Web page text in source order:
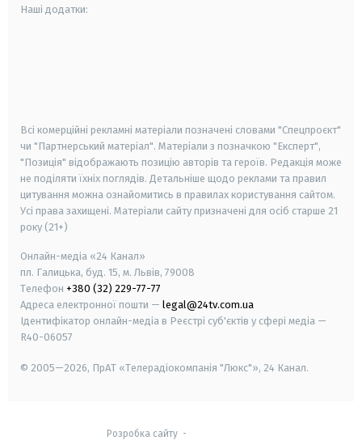
Наші додатки:
Всі комерційні рекламні матеріали позначені словами "Спецпроєкт"
чи "Партнерський матеріал". Матеріали з позначкою "Експерт",
"Позиція" відображають позицію авторів та героїв. Редакція може
не поділяти їхніх поглядів. Детальніше щодо реклами та правил
цитування можна ознайомитись в правилах користування сайтом.
Усі права захищені. Матеріали сайту призначені для осіб старше 21
року (21+)
Онлайн-медіа «24 Канал»
пл. Галицька, буд. 15, м. Львів, 79008
Телефон +380 (32) 229-77-77
Адреса електронної пошти — legal@24tv.com.ua
Ідентифікатор онлайн-медіа в Реєстрі суб'єктів у сфері медіа —
R40-06057
© 2005—2026, ПрАТ «Телерадіокомпанія "Люкс"», 24 Канал.
Розробка сайту-